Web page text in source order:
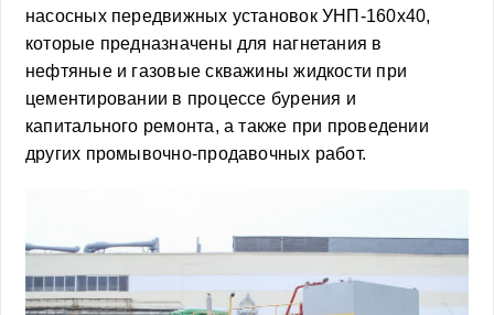
насосных передвижных установок УНП-160х40,
которые предназначены для нагнетания в
нефтяные и газовые скважины жидкости при
цементировании в процессе бурения и
капитального ремонта, а также при проведении
других промывочно-продавочных работ.